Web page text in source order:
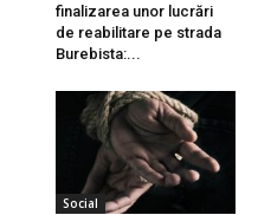
finalizarea unor lucrări
de reabilitare pe strada
Burebista:...
Social